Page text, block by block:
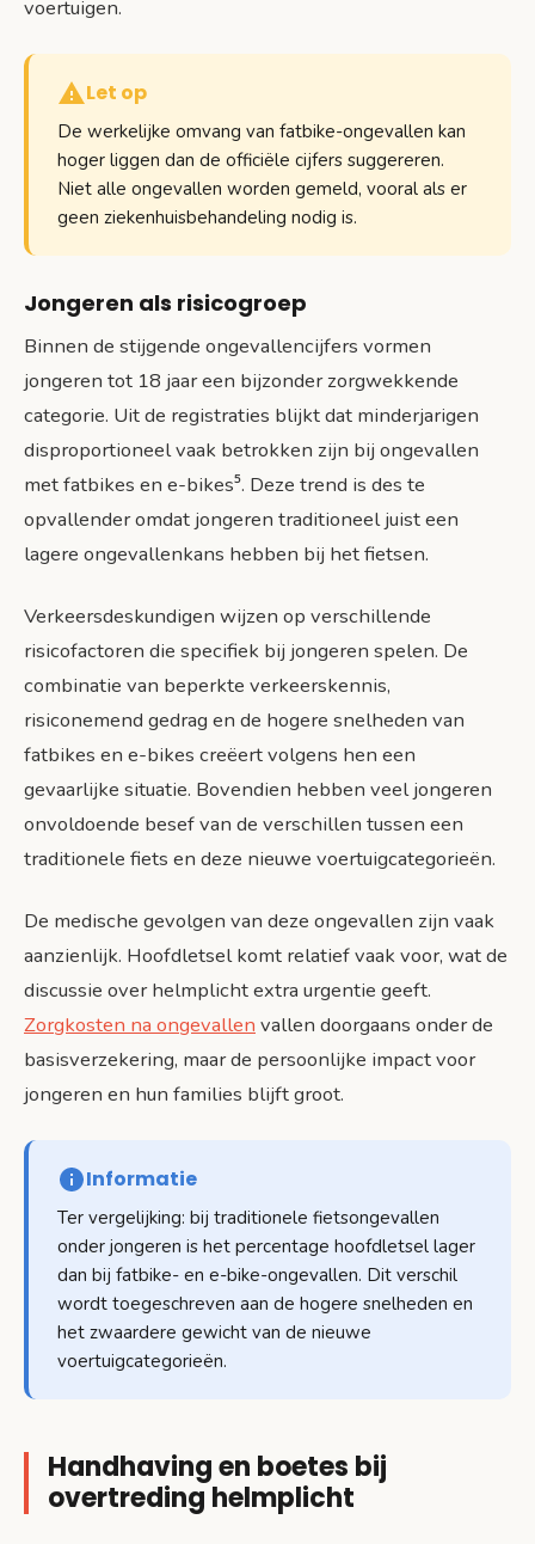
voertuigen.
Let op
De werkelijke omvang van fatbike-ongevallen kan
hoger liggen dan de officiële cijfers suggereren.
Niet alle ongevallen worden gemeld, vooral als er
geen ziekenhuisbehandeling nodig is.
Jongeren als risicogroep
Binnen de stijgende ongevallencijfers vormen
jongeren tot 18 jaar een bijzonder zorgwekkende
categorie. Uit de registraties blijkt dat minderjarigen
disproportioneel vaak betrokken zijn bij ongevallen
met fatbikes en e-bikes⁵. Deze trend is des te
opvallender omdat jongeren traditioneel juist een
lagere ongevallenkans hebben bij het fietsen.
Verkeersdeskundigen wijzen op verschillende
risicofactoren die specifiek bij jongeren spelen. De
combinatie van beperkte verkeerskennis,
risiconemend gedrag en de hogere snelheden van
fatbikes en e-bikes creëert volgens hen een
gevaarlijke situatie. Bovendien hebben veel jongeren
onvoldoende besef van de verschillen tussen een
traditionele fiets en deze nieuwe voertuigcategorieën.
De medische gevolgen van deze ongevallen zijn vaak
aanzienlijk. Hoofdletsel komt relatief vaak voor, wat de
discussie over helmplicht extra urgentie geeft.
Zorgkosten na ongevallen vallen doorgaans onder de
basisverzekering, maar de persoonlijke impact voor
jongeren en hun families blijft groot.
Informatie
Ter vergelijking: bij traditionele fietsongevallen
onder jongeren is het percentage hoofdletsel lager
dan bij fatbike- en e-bike-ongevallen. Dit verschil
wordt toegeschreven aan de hogere snelheden en
het zwaardere gewicht van de nieuwe
voertuigcategorieën.
Handhaving en boetes bij
overtreding helmplicht